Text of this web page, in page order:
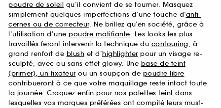
poudre de soleil qu’il convient de se tourner. Masquez
simplement quelques imperfections d’une touche d’anti-
cernes ou de correcteur. Ne brillez qu’en société, grâce à
l’utilisation d’une poudre matifiante. Les looks les plus
travaillés feront intervenir la technique du contouring, à
grand renfort de blush et d’highlighter pour un visage re-
sculpté, avec ou sans effet glowy. Une base de teint
(primer), un fixateur ou un soupçon de poudre libre
contribueront à ce que votre maquillage reste intact toute
la journée. Craquez enfin pour nos palettes teint dans
lesquelles vos marques préférées ont compilé leurs must-